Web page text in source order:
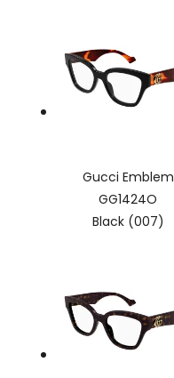
Gucci Emblem
GG1424O
Black (007)